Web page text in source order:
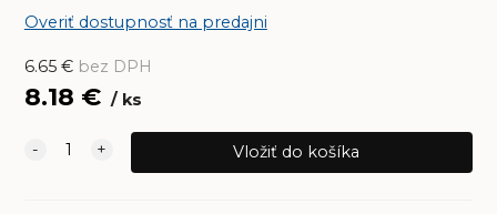
Overiť dostupnosť na predajni
6.65€ bez DPH
8.18 € ks